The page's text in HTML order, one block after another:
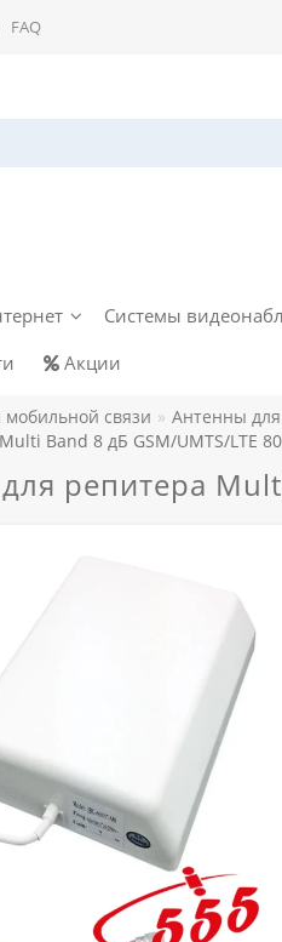
FAQ
Системы
Акции
связи
Антенны
Band 8 дБ GSM/UMTS/LTE
репитера